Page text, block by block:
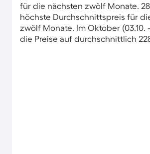
für die nächsten zwölf Monate.
höchste Durchschnittspreis für
zwölf Monate. Im Oktober (03.10.
die Preise auf durchschnittlich